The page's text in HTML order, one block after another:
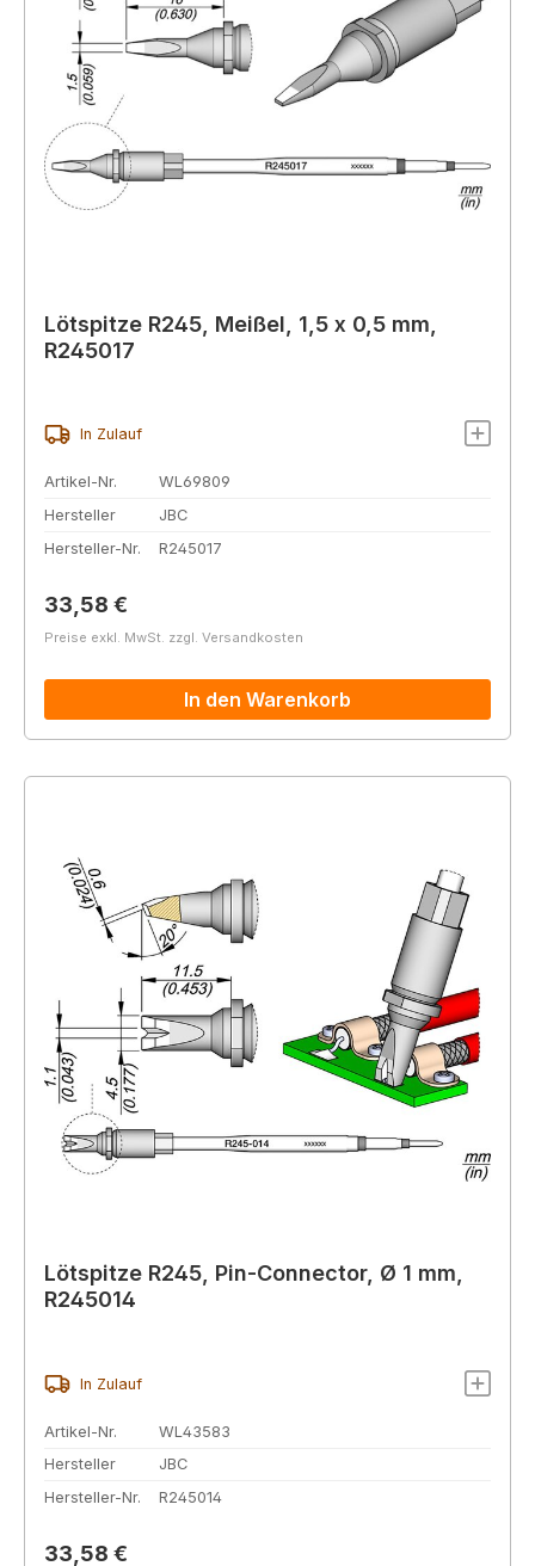
Lötspitze R245, Meißel, 1,5 x 0,5 mm,
R245017
In Zulauf
Artikel-Nr.
WL69809
Hersteller
JBC
Hersteller-Nr.
R245017
Regulärer Preis:
33,58 €
Preise exkl. MwSt. zzgl. Versandkosten
In den Warenkorb
Lötspitze R245, Pin-Connector, Ø 1 mm,
R245014
In Zulauf
Artikel-Nr.
WL43583
Hersteller
JBC
Hersteller-Nr.
R245014
Regulärer Preis:
33,58 €